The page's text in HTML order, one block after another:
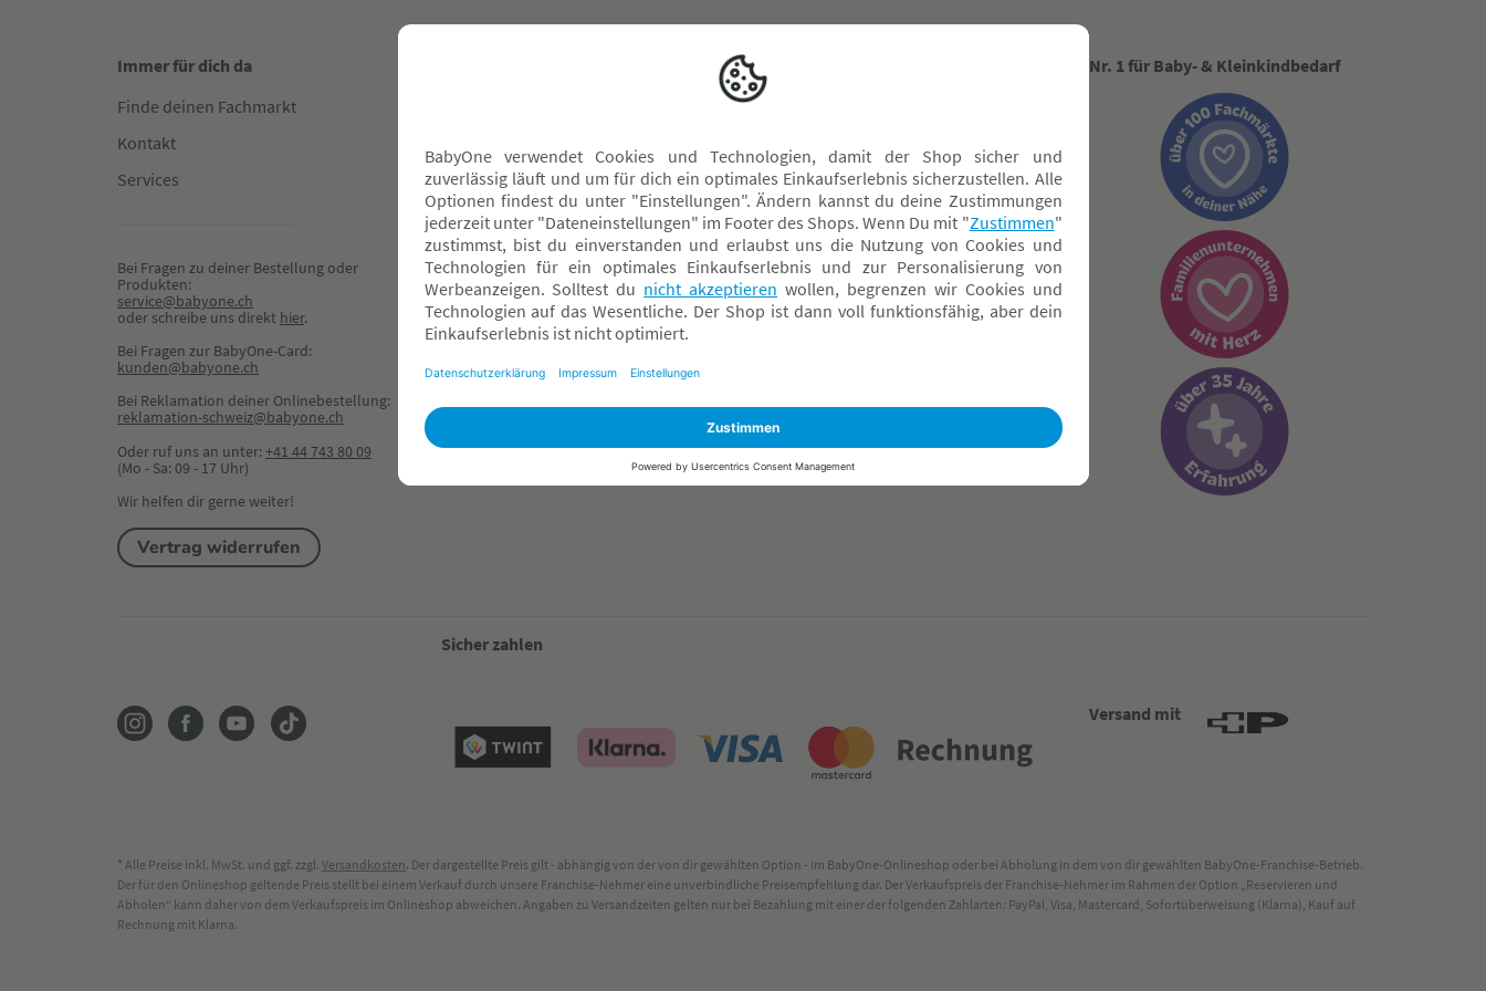
Immer für dich da
Finde deinen Fachmarkt
Kontakt
Services
Bei Fragen zu deiner Bestellung oder
Produkten:
service@babyone.ch
oder schreibe uns direkt hier.
Bei Fragen zur BabyOne-Card:
kunden@babyone.ch
Bei Reklamation deiner Onlinebestellung:
reklamation-schweiz@babyone.ch
Oder ruf uns an unter:+41 44 743 80 09
(Mo - Sa: 09 - 17 Uhr)
Wir helfen dir gerne weiter!
Vertrag widerrufen
Hilfe & FAQ
Zahlung & Versand
Newsletter
Gewinnspiele
Dein Konto
Welcome Box
Über BabyOne
Soziales Engagement
Nachhaltigkeit
Presse
Sicherheit & Rückrufe
Ratgeber Übersicht
Widerrufsrecht
Dateneinstellungen
Impressum
Widerrufsantrag
Nr. 1 für Baby- & Kleinkindbedarf
Sicher zahlen
Versand mit
* Alle Preise inkl. MwSt. und ggf. zzgl. Versandkosten. Der dargestellte Preis gilt - abhängig von der von dir gewählten Option - im BabyOne-Onlineshop oder bei Abholung in dem von dir gewählten BabyOne-Franchise-Betrieb.
Der für den Onlineshop geltende Preis stellt bei einem Verkauf durch unsere Franchise-Nehmer eine unverbindliche Preisempfehlung dar. Der Verkaufspreis der Franchise-Nehmer im Rahmen der Option „Reservieren und
Abholen“ kann daher von dem Verkaufspreis im Onlineshop abweichen. Angaben zu Versandzeiten gelten nur bei Bezahlung mit einer der folgenden Zahlarten: PayPal, Visa, Mastercard, Sofortüberweisung (Klarna), Kauf auf
Rechnung mit Klarna.